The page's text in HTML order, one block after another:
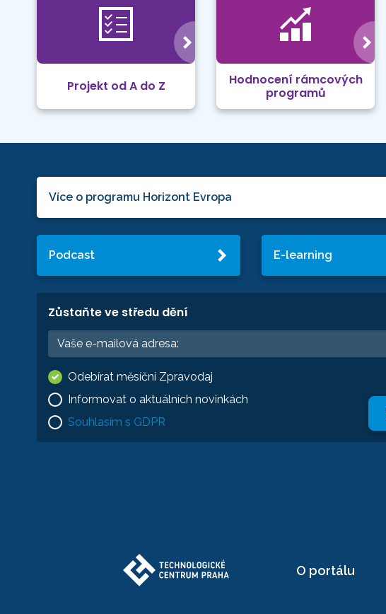
Projekt od A do Z
Hodnocení rámcových
programů
Více o programu Horizont Evropa
Podcast E-learning
Zůstaňte ve středu dění
Odebírat měsíční Zpravodaj
Informovat o aktuálních novinkách
Souhlasím s GDPR
O portálu